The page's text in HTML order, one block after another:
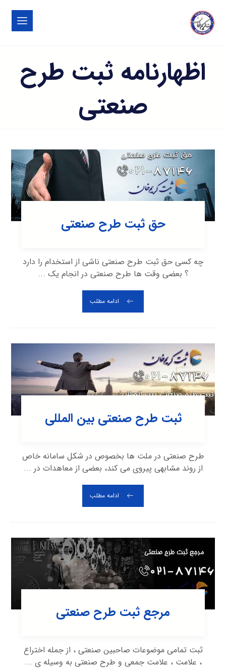
اظهارنامه ثبت طرح
صنعتی
حق ثبت طرح صنعتی
چه کسی حق ثبت طرح صنعتی ناشی از استخدام را دارد
؟ بعضی وقت ها طرح صنعتی در انجام یک ...
ادامه مطلب
ثبت طرح صنعتی بین المللی
طرح صنعتی در ملت ها بخصوص در شکل سامانه خاص
از روند مشابهی پیروی می کند، بعضی از معاهدات در ...
ادامه مطلب
مرجع ثبت طرح صنعتی
ثبت تمامی موضوعات صاحبین صنعتی ، از جمله اختراع
، علامت ، علامت جمعی و طرح صنعتی به وسیله ی ...